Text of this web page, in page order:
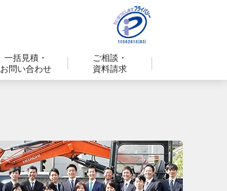
一括見積・
お問い合わせ
ご相談・
資料請求